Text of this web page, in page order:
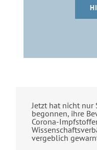
Jetzt hat nicht
begonnen, ihre
Corona-
vergeblich